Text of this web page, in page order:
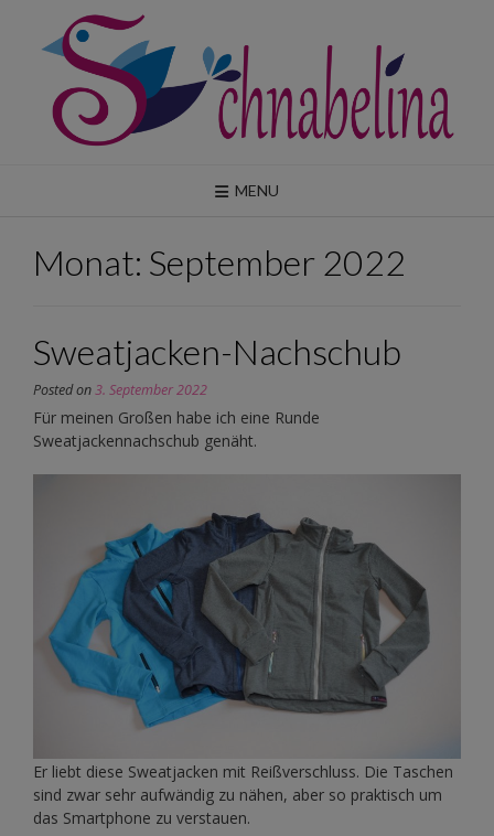
content
MENU
Monat: September 2022
Sweatjacken-Nachschub
Posted on3. September 2022
Für meinen Großen habe ich eine Runde
Sweatjackennachschub genäht.
Er liebt diese Sweatjacken mit Reißverschluss. Die Taschen
sind zwar sehr aufwändig zu nähen, aber so praktisch um
das Smartphone zu verstauen.